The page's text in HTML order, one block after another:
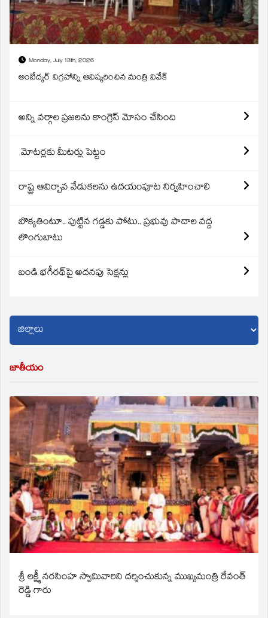
Monday, July 13th, 2026
అంబేద్కర్ విగ్రహాన్ని ఆవిష్కరించిన మంత్రి వివేక్
అన్ని వర్గాల ప్రజలను కాంగ్రెస్ మోసం చేసింది
మోటర్లకు మీటర్లు పెట్టం
రాష్ట్ర ఆవిర్బావ వేడుకలను ఉదయంపూట నిర్వహించాలి
బొక్కతింటూ.. పుట్టిన గడ్డకు పోటు.. ప్రభువు పాదాల వద్ద
లొంగుబాటు
బండి భగీరథ్‌పై అదనపు సెక్షన్లు
జాతీయం
శ్రీ లక్ష్మీ నరసింహ స్వామివారిని దర్శించుకున్న ముఖ్యమంత్రి రేవంత్
రెడ్డి గారు